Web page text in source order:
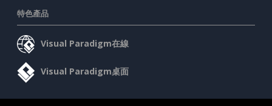
特色產品
Visual Paradigm在線
Visual Paradigm桌面